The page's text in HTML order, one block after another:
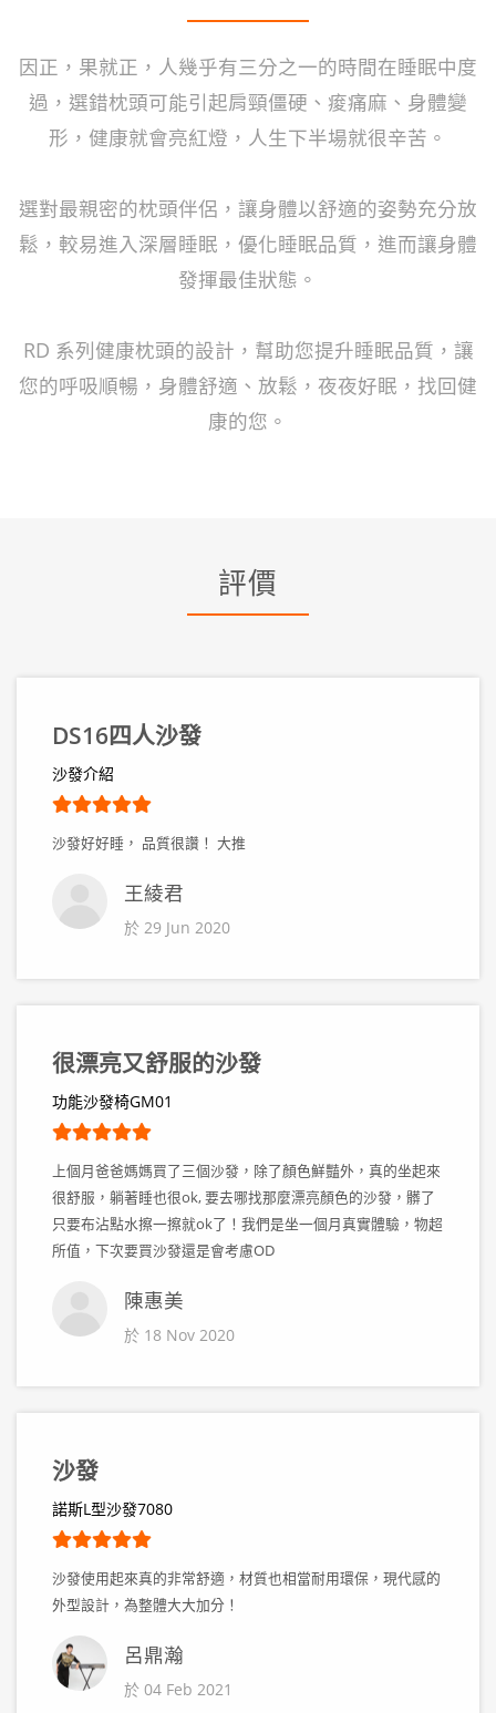
因正，果就正，人幾乎有三分之一的時間在睡眠中度
過，選錯枕頭可能引起肩頸僵硬、痠痛麻、身體變
形，健康就會亮紅燈，人生下半場就很辛苦。
選對最親密的枕頭伴侶，讓身體以舒適的姿勢充分放
鬆，較易進入深層睡眠，優化睡眠品質，進而讓身體
發揮最佳狀態。
RD 系列健康枕頭的設計，幫助您提升睡眠品質，讓
您的呼吸順暢，身體舒適、放鬆，夜夜好眠，找回健
康的您。
評價
DS16四人沙發
沙發介紹
沙發好好睡， 品質很讚！ 大推
王綾君
於 29 Jun 2020
很漂亮又舒服的沙發
功能沙發椅GM01
上個月爸爸媽媽買了三個沙發，除了顏色鮮豔外，真的坐起來
很舒服，躺著睡也很ok, 要去哪找那麼漂亮顏色的沙發，髒了
只要布沾點水擦一擦就ok了！我們是坐一個月真實體驗，物超
所值，下次要買沙發還是會考慮OD
陳惠美
於 18 Nov 2020
沙發
諾斯L型沙發7080
沙發使用起來真的非常舒適，材質也相當耐用環保，現代感的
外型設計，為整體大大加分！
呂鼎瀚
於 04 Feb 2021